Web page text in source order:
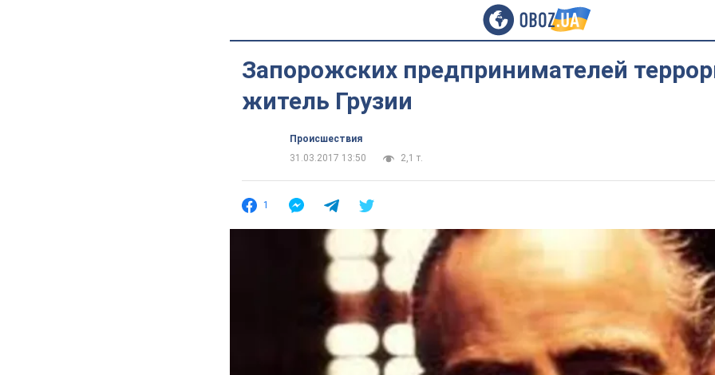
Запорожских предпринимателей
житель Грузии
Происшествия
31.03.2017 13:50
2,1 т.
1